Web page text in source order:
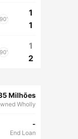
90'
1
1
90'
1
2
Milhões
Wholly
-
End Loan